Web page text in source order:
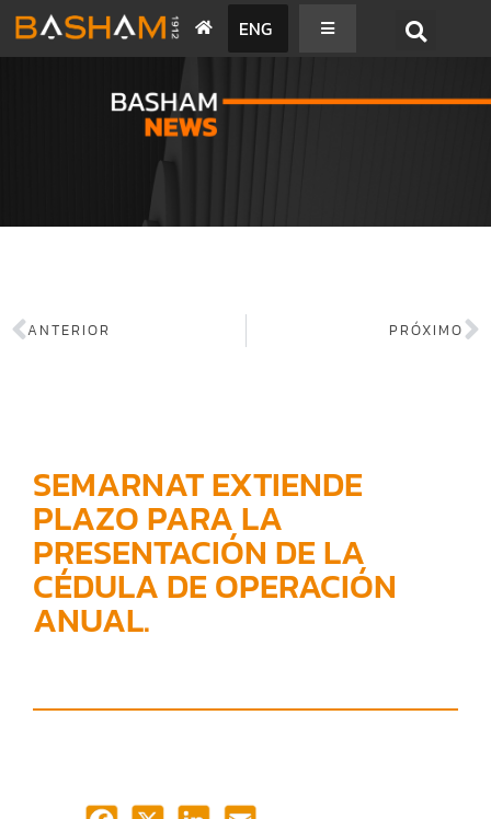
ENG
ANTERIOR PRÓXIMO
SEMARNAT EXTIENDE
PLAZO PARA LA
PRESENTACIÓN DE LA
CÉDULA DE OPERACIÓN
ANUAL.